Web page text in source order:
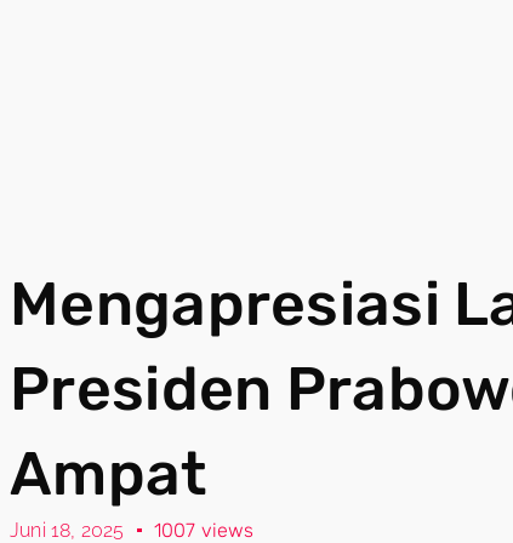
Mengapresiasi
Presiden
Ampat
Juni 18, 2025 1007 views